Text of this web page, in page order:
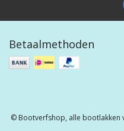
Betaalmethoden
© Bootverfshop, alle bootlakken